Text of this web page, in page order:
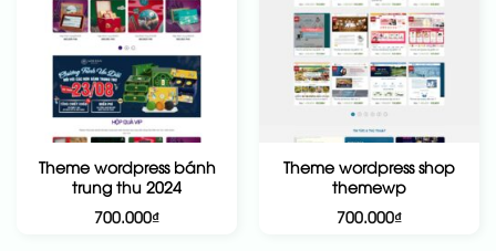
Theme wordpress bánh
trung thu 2024
700.000₫
Theme wordpress shop
themewp
700.000₫